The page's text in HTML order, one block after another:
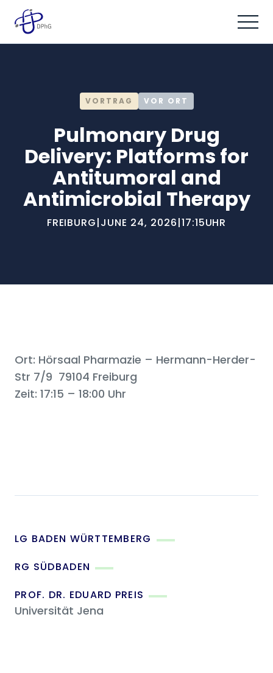
VORTRAG VOR ORT
Pulmonary Drug
Delivery: Platforms for
Antitumoral and
Antimicrobial Therapy
FREIBURG|JUNE 24, 2026|17:15UHR
Ort: Hörsaal Pharmazie – Hermann-Herder-
Str 7/9 79104 Freiburg
Zeit: 17:15 – 18:00 Uhr
LG BADEN WÜRTTEMBERG
RG SÜDBADEN
PROF. DR. EDUARD PREIS
Universität Jena